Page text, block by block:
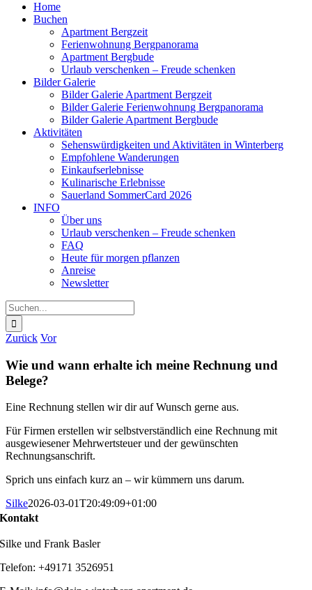
Home
Buchen
Apartment Bergzeit
Ferienwohnung Bergpanorama
Apartment Bergbude
Urlaub verschenken – Freude schenken
Bilder Galerie
Bilder Galerie Apartment Bergzeit
Bilder Galerie Ferienwohnung Bergpanorama
Bilder Galerie Apartment Bergbude
Aktivitäten
Sehenswürdigkeiten und Aktivitäten in Winterberg
Empfohlene Wanderungen
Einkaufserlebnisse
Kulinarische Erlebnisse
Sauerland SommerCard 2026
INFO
Über uns
Urlaub verschenken – Freude schenken
FAQ
Heute für morgen pflanzen
Anreise
Newsletter
Suche
nach:
Zurück Vor
Wie und wann erhalte ich meine Rechnung und
Belege?
Eine Rechnung stellen wir dir auf Wunsch gerne aus.
Für Firmen erstellen wir selbstverständlich eine Rechnung mit
ausgewiesener Mehrwertsteuer und der gewünschten
Rechnungsanschrift.
Sprich uns einfach kurz an – wir kümmern uns darum.
Silke2026-03-01T20:49:09+01:00
Kontakt
Silke und Frank Basler
Telefon: +49171 3526951